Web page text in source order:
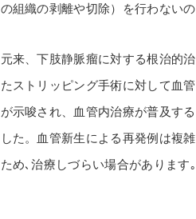
の組織の剥離や切除）を行わないの
元来、下肢静脈瘤に対する根治的
たストリッピング手術に対して血
が示唆され、血管内治療が普及す
した。血管新生による再発例は複
ため､治療しづらい場合があります｡